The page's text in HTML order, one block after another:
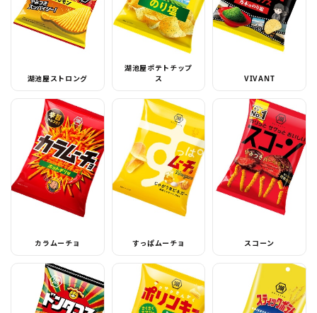
湖池屋ストロング
湖池屋ポテトチップ
ス
VIVANT
カラムーチョ すっぱムーチョ スコーン